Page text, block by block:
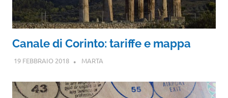
Canale di Corinto: tariffe e mappa
19 FEBBRAIO 2018 MARTA